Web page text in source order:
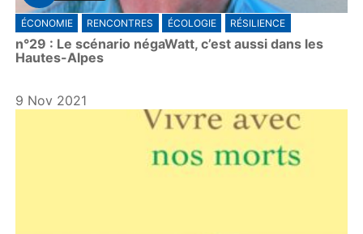
P
l
a
y
ÉCONOMIE RENCONTRES ÉCOLOGIE RÉSILIENCE
n°29 : Le scénario négaWatt, c’est aussi dans les
Hautes-Alpes
9 Nov 2021